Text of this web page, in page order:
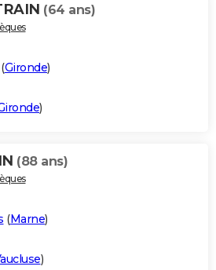
(64 ans)
Gironde)
)
(88 ans)
(Marne)
)